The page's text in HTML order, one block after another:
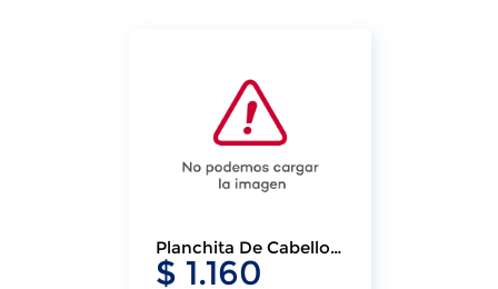
Planchita De Cabello
Klasse Con Tecnologia
Cerámica 230°c
$ 1.160